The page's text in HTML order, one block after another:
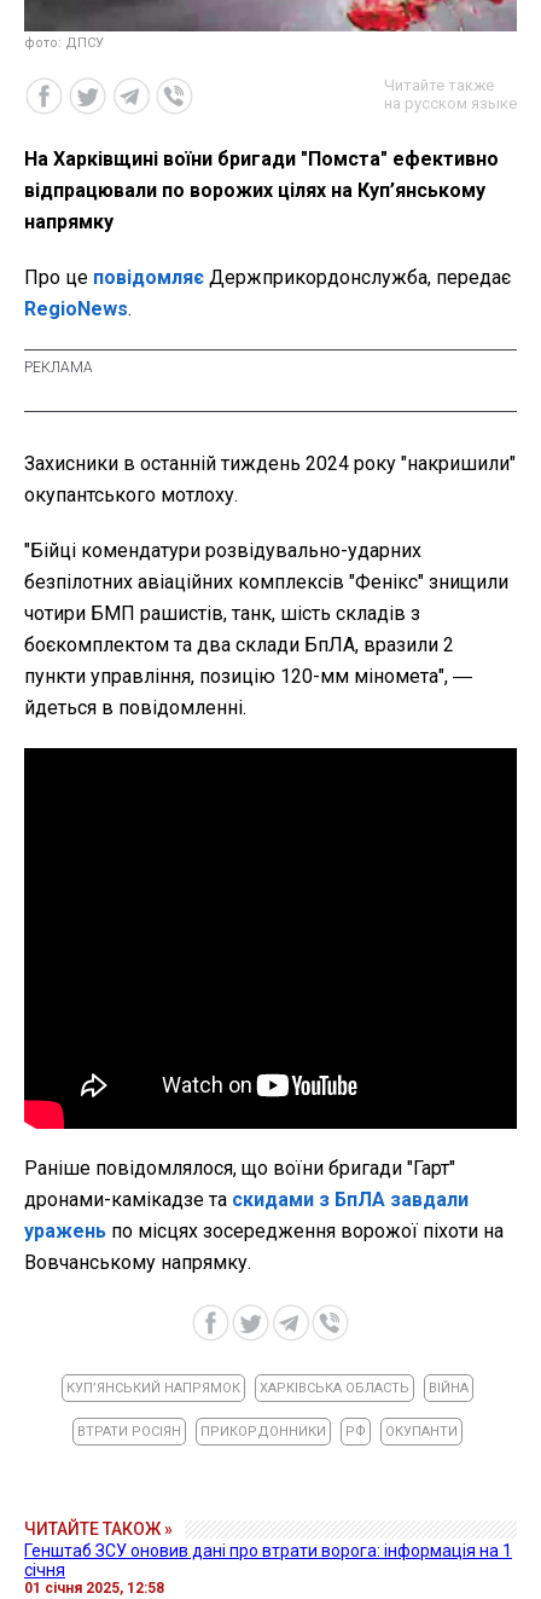
фото: ДПСУ
Читайте также
на русском языке
На Харківщині воїни бригади "Помста" ефективно
відпрацювали по ворожих цілях на Куп’янському
напрямку
Про це повідомляє Держприкордонслужба, передає
RegioNews.
Захисники в останній тиждень 2024 року "накришили"
окупантського мотлоху.
"Бійці комендатури розвідувально-ударних
безпілотних авіаційних комплексів "Фенікс" знищили
чотири БМП рашистів, танк, шість складів з
боєкомплектом та два склади БпЛА, вразили 2
пункти управління, позицію 120-мм міномета", ―
йдеться в повідомленні.
Раніше повідомлялося, що воїни бригади "Гарт"
дронами-камікадзе та скидами з БпЛА завдали
уражень по місцях зосередження ворожої піхоти на
Вовчанському напрямку.
КУПʼЯНСЬКИЙ НАПРЯМОК ХАРКІВСЬКА ОБЛАСТЬ ВІЙНА
ВТРАТИ РОСІЯН ПРИКОРДОННИКИ РФ ОКУПАНТИ
ЧИТАЙТЕ ТАКОЖ »
Генштаб ЗСУ оновив дані про втрати ворога: інформація на 1
січня
01 січня 2025, 12:58